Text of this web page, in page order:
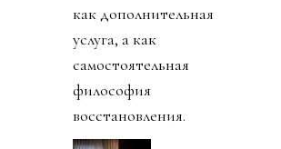
как дополнительная
услуга, а как
самостоятельная
философия
восстановления.